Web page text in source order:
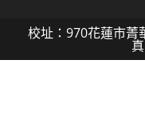
校址：970花蓮市